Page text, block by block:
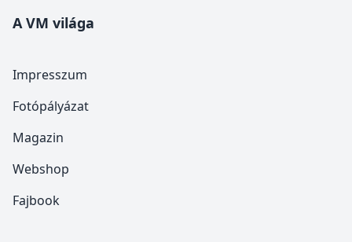
A VM világa
Impresszum
Fotópályázat
Magazin
Webshop
Fajbook